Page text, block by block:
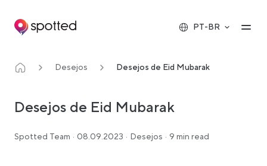
Main navigation
PT-BR
Desejos Desejos de Eid Mubarak
Desejos de Eid Mubarak
Spotted Team · 08.09.2023 · Desejos · 9 min read